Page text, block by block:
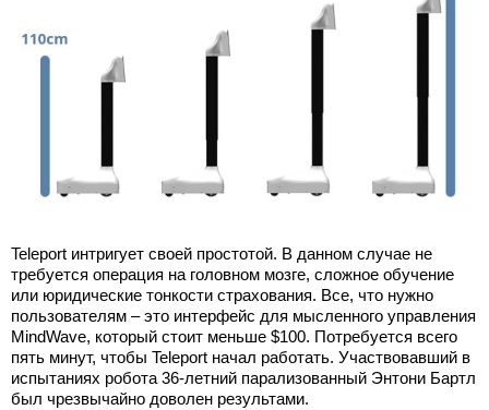
Teleport интригует своей простотой. В данном случае не
требуется операция на головном мозге, сложное обучение
или юридические тонкости страхования. Все, что нужно
пользователям – это интерфейс для мысленного управления
MindWave, который стоит меньше $100. Потребуется всего
пять минут, чтобы Teleport начал работать. Участвовавший в
испытаниях робота 36-летний парализованный Энтони Бартл
был чрезвычайно доволен результами.